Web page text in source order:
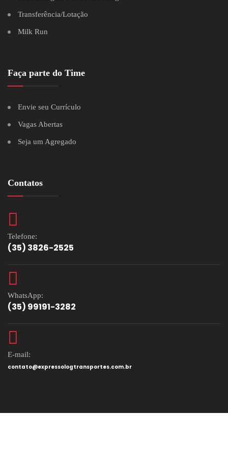
Transferência/Lotação
Milk Run
Faça parte do Time
Envie seu Currículo
Vagas Abertas
Seja um Agregado
Contatos
Telefone:
(35) 3826-2525
WhatsApp:
(35) 99191-3282
E-mail:
contato@expressologtransportes.com.br